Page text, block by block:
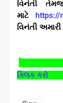
વિનંતી
માટેhttps://
વિનંતી
ક્લિક કરો